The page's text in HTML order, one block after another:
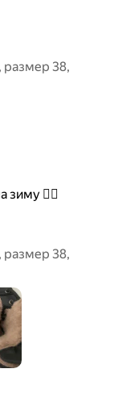
размер 38,
👍🏻
размер 38,